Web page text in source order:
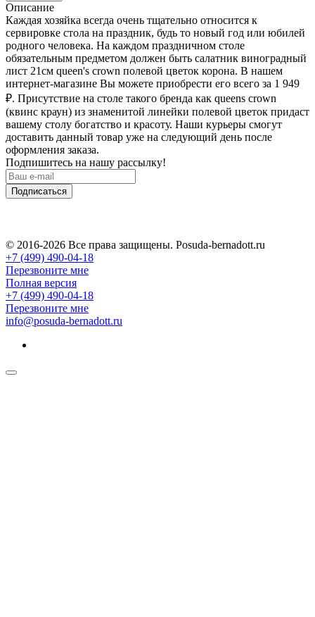
Описание
Каждая хозяйка всегда очень тщательно относится к
сервировке стола на праздник, будь то новый год или юбилей
родного человека. На каждом праздничном столе
обязательным предметом должен быть салатник виноградный
лист 21см queen's crown полевой цветок корона. В нашем
интернет-магазине Вы можете приобрести его всего за 1 949
₽. Присутствие на столе такого бренда как queens crown
(квинс краун) из знаменитой линейки полевой цветок придаст
вашему столу богатство и красоту. Наши курьеры смогут
доставить данный товар уже на следующий день после
оформления заказа.
Подпишитесь на нашу рассылку!
Подписаться
© 2016-2026 Все права защищены. Posuda-bernadott.ru
+7 (499) 490-04-18
Перезвоните мне
Полная версия
+7 (499) 490-04-18
Перезвоните мне
info@posuda-bernadott.ru